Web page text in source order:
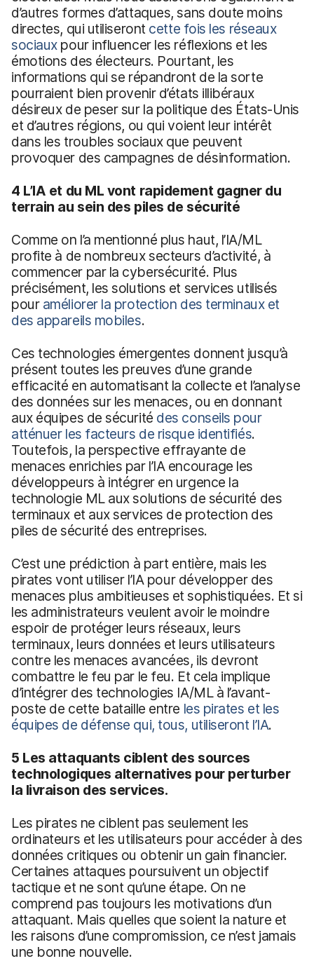
d’autres formes d’attaques, sans doute moins
directes, qui utiliseront cette fois les réseaux
sociauxpour influencer les réflexions et les
émotions des électeurs. Pourtant, les
informations qui se répandront de la sorte
pourraient bien provenir d’états illibéraux
désireux de peser sur la politique des États-Unis
et d’autres régions, ou qui voient leur intérêt
dans les troubles sociaux que peuvent
provoquer des campagnes de désinformation.
4 L’IA et du ML vont rapidement gagner du
terrain au sein des piles de sécurité
Comme on l’a mentionné plus haut, l’IA/ML
profite à de nombreux secteurs d’activité, à
commencer par la cybersécurité. Plus
précisément, les solutions et services utilisés
pour améliorer la protection des terminaux et
des appareils mobiles.
Ces technologies émergentes donnent jusqu’à
présent toutes les preuves d’une grande
efficacité en automatisant la collecte et l’analyse
des données sur les menaces, ou en donnant
aux équipes de sécurité des conseils pour
atténuer les facteurs de risque identifiés.
Toutefois, la perspective effrayante de
menaces enrichies par l’IA encourage les
développeurs à intégrer en urgence la
technologie ML aux solutions de sécurité des
terminaux et aux services de protection des
piles de sécurité des entreprises.
C’est une prédiction à part entière, mais les
pirates vont utiliser l’IA pour développer des
menaces plus ambitieuses et sophistiquées. Et si
les administrateurs veulent avoir le moindre
espoir de protéger leurs réseaux, leurs
terminaux, leurs données et leurs utilisateurs
contre les menaces avancées, ils devront
combattre le feu par le feu. Et cela implique
d’intégrer des technologies IA/ML à l’avant-
poste de cette bataille entre les pirates et les
équipes de défense qui, tous, utiliseront l’IA.
5 Les attaquants ciblent des sources
technologiques alternatives pour perturber
la livraison des services.
Les pirates ne ciblent pas seulement les
ordinateurs et les utilisateurs pour accéder à des
données critiques ou obtenir un gain financier.
Certaines attaques poursuivent un objectif
tactique et ne sont qu’une étape. On ne
comprend pas toujours les motivations d’un
attaquant. Mais quelles que soient la nature et
les raisons d’une compromission, ce n’est jamais
une bonne nouvelle.